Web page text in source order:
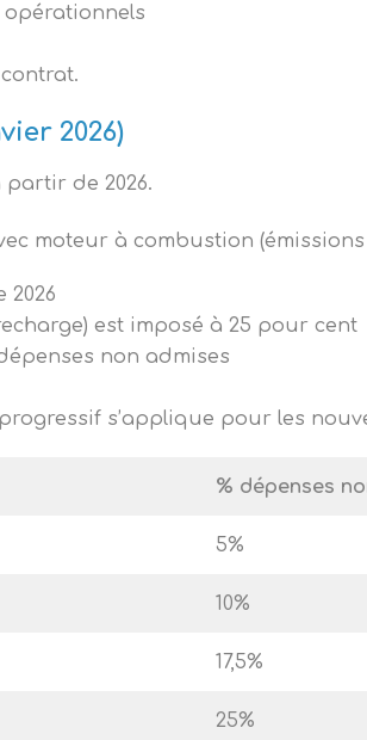
opérationnels
2026)
partir de 2026.
moteur à combustion (émissions
est imposé à 25 pour cent
non admises
s’applique pour les
% dépenses
5%
10%
17,5%
25%